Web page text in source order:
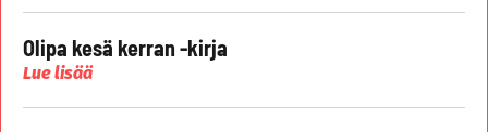
Olipa kesä kerran -kirja
Lue lisää